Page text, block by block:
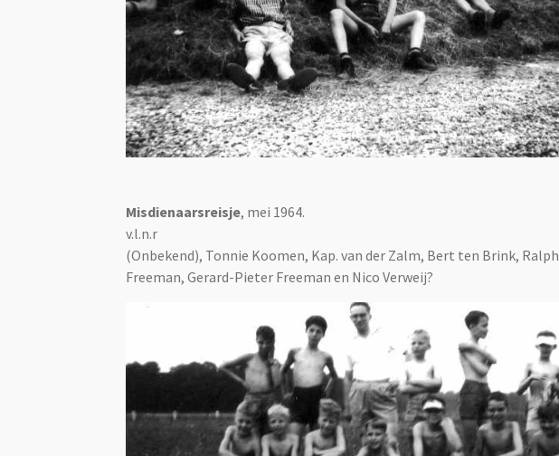
Misdienaarsreisje, mei 1964.
v.l.n.r
(Onbekend), Tonnie Koomen, Kap. van der Zalm, Bert ten Brink, Ralph
Freeman, Gerard-Pieter Freeman en Nico Verweij?